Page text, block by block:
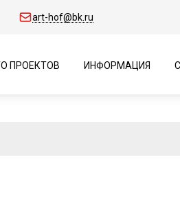
art-hof@bk.ru
ПРОЕКТОВ ИНФОРМАЦИЯ